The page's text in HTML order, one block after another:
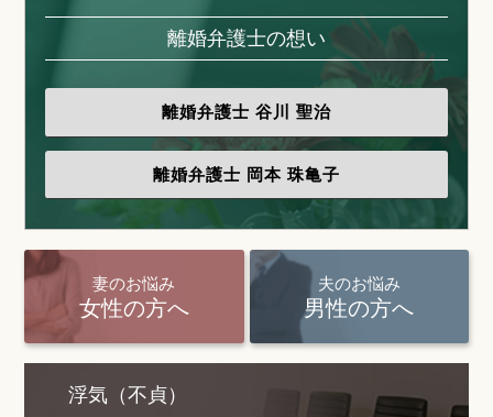
離婚弁護士の想い
離婚弁護士 谷川 聖治
離婚弁護士 岡本 珠亀子
妻のお悩み
女性の方へ
夫のお悩み
男性の方へ
浮気（不貞）